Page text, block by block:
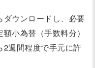
ウンロードし、必要
小為替（手数料分）
2週間程度で手元に許